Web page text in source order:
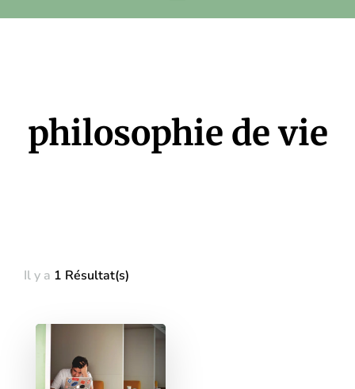
philosophie de vie
Il y a 1 Résultat(s)